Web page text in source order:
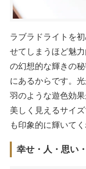
ラブラドライトを
せてしまうほど魅
の幻想的な輝きの
にあるからです。
羽のような遊色効
美しく見えるサイ
も印象的に輝いて
幸せ・人・思い